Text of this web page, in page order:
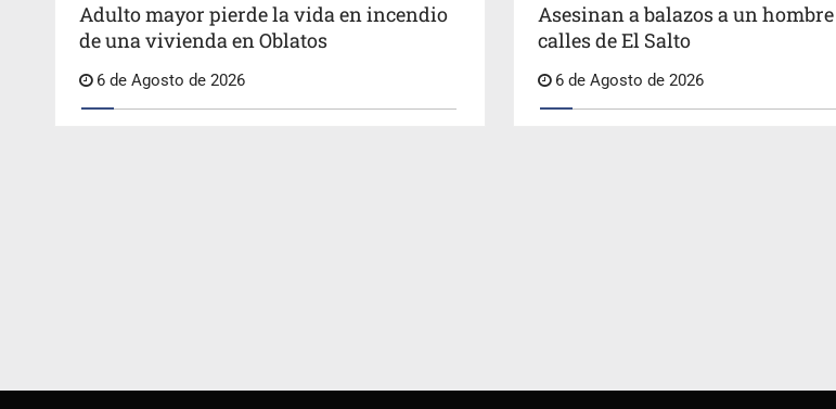
Adulto mayor pierde la vida en incendio
de una vivienda en Oblatos
6 de Agosto de 2026
Asesinan a balazos a un
calles de El Salto
6 de Agosto de 2026